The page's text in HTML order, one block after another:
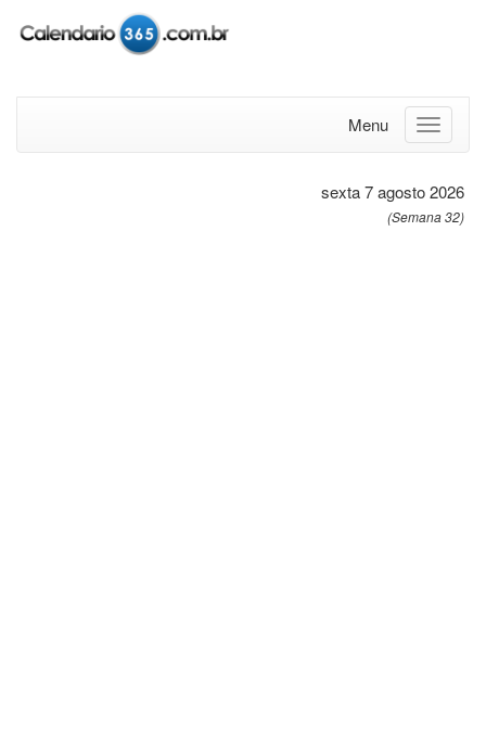
Menu
sexta 7 agosto 2026
(Semana 32)